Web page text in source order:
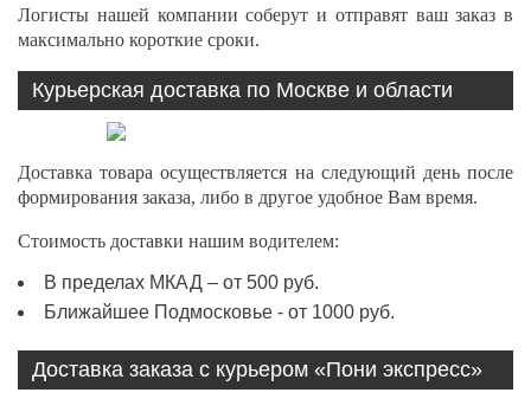
Логисты нашей компании соберут и отправят ваш заказ в
максимально короткие сроки.
Курьерская доставка по Москве и области
Доставка товара осуществляется на следующий день после
формирования заказа, либо в другое удобное Вам время.
Стоимость доставки нашим водителем:
В пределах МКАД – от 500 руб.
Ближайшее Подмосковье - от 1000 руб.
Доставка заказа с курьером «Пони экспресс»